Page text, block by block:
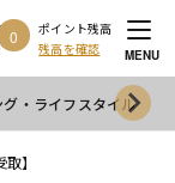
0
ポイント残高
残高を確認
MENU
グ・ライフスタイル
】